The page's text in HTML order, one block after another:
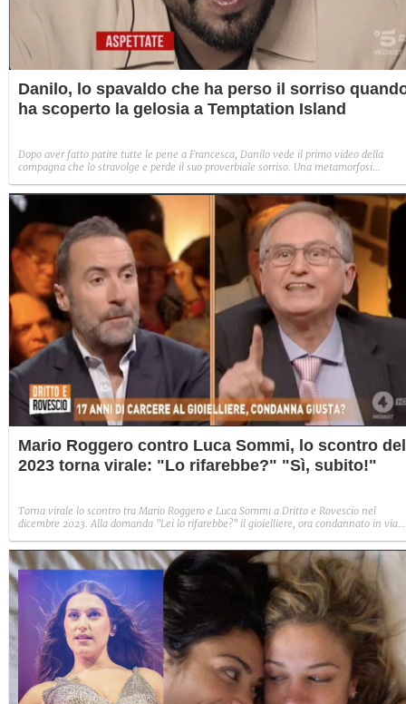
Danilo, lo spavaldo che ha perso il sorriso
ha scoperto la gelosia a Temptation Island
Dopo aver fatto patire tutte le pene a Francesca, Danilo vede il primo video della
compagna che lo stravolge e perde il suo proverbiale sorriso. Una metamorfosi
Mario Roggero contro Luca Sommi, lo scontro del
2023 torna virale: "Lo rifarebbe?" "Sì, subito!"
Torna virale lo scontro tra Mario Roggero e Luca Sommi a Dritto e Rovescio nel
dicembre 2023. Alla domanda "Lei lo rifarebbe?" il gioielliere, ora condannato in via